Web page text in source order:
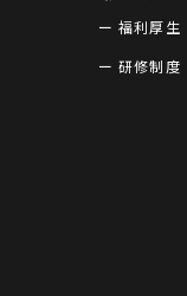
ー 福利厚生
ー 研修制度